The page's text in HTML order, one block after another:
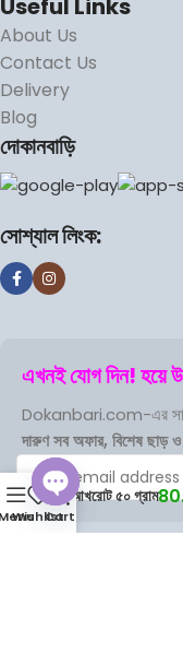
About Us
Contact Us
Delivery
Blog
দোকানবাড়ি
সোশ্যাল লিংক:
এখনই যোগ দিন! হয়ে
Dokanbari.com-এর
দারুণ সব অফার, বিশেষ ছাড়
আখরোট ৫০ গ্রাম
Wishlist
0
Cart
Open